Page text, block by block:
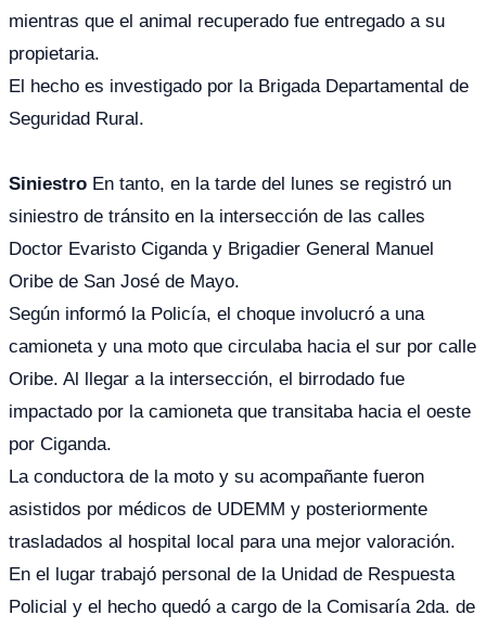
mientras que el animal recuperado fue entregado a su
propietaria.
El hecho es investigado por la Brigada Departamental de
Seguridad Rural.
Siniestro En tanto, en la tarde del lunes se registró un
siniestro de tránsito en la intersección de las calles
Doctor Evaristo Ciganda y Brigadier General Manuel
Oribe de San José de Mayo.
Según informó la Policía, el choque involucró a una
camioneta y una moto que circulaba hacia el sur por calle
Oribe. Al llegar a la intersección, el birrodado fue
impactado por la camioneta que transitaba hacia el oeste
por Ciganda.
La conductora de la moto y su acompañante fueron
asistidos por médicos de UDEMM y posteriormente
trasladados al hospital local para una mejor valoración.
En el lugar trabajó personal de la Unidad de Respuesta
Policial y el hecho quedó a cargo de la Comisaría 2da. de